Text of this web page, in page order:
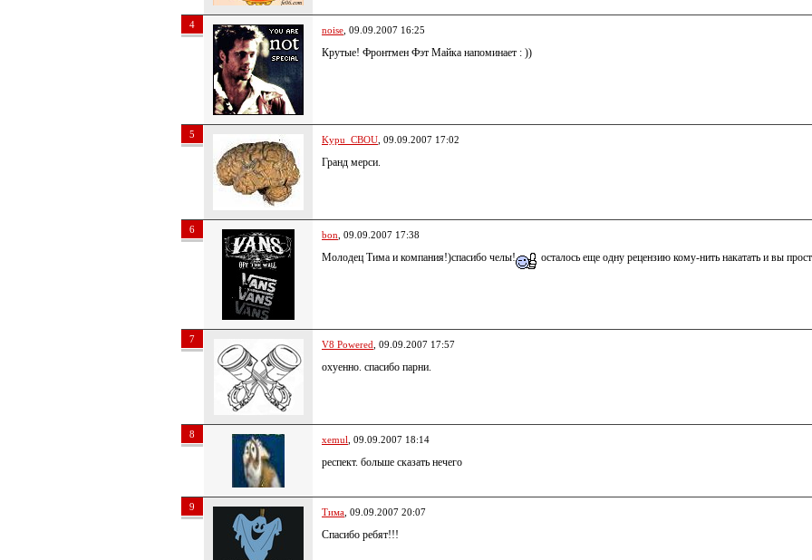
4 noise , 09.09.2007 16:25
Крутые! Фронтмен Фэт Майка напоминает : ))
5 Kypu_CBOU , 09.09.2007 17:02
Гранд мерси.
6 bon , 09.09.2007 17:38
Молодец Тима и компания!)спасибо челы! осталось еще одну рецензию кому-нить накатать и вы
7 V8 Powered , 09.09.2007 17:57
охуенно. спасибо парни.
8 xemul , 09.09.2007 18:14
респект. больше сказать нечего
9 Тима , 09.09.2007 20:07
Спасибо ребят!!!